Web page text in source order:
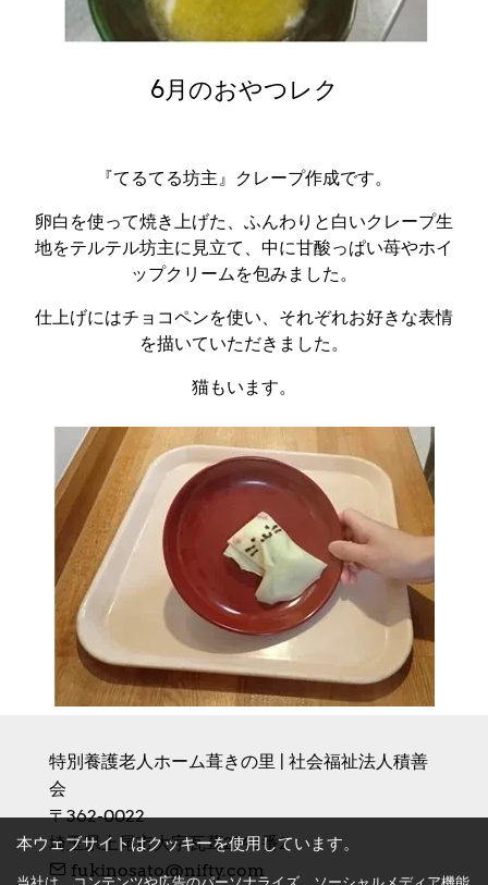
6月のおやつレク
『てるてる坊主』クレープ作成です。
卵白を使って焼き上げた、ふんわりと白いクレープ生
地をテルテル坊主に見立て、中に甘酸っぱい苺やホイ
ップクリームを包みました。
仕上げにはチョコペンを使い、それぞれお好きな表情
を描いていただきました。
猫もいます。
特別養護老人ホーム葺きの里 | 社会福祉法人積善
会
〒362-0022
埼玉県上尾市大字瓦葺2143番2
fukinosato@nifty.com
本ウェブサイトはクッキーを使用しています。